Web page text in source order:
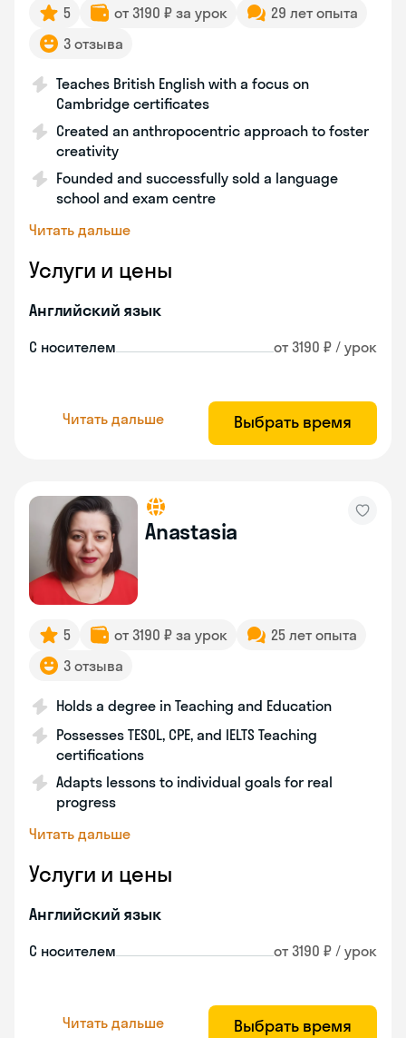
5 от 3190 ₽ за урок
29 лет опыта
3 отзыва
Teaches British English with a focus on
Cambridge certificates
Created an anthropocentric approach to foster
creativity
Founded and successfully sold a language
school and exam centre
Читать дальше
Услуги и цены
Английский язык
С носителем от 3190 ₽ / урок
Читать дальше Выбрать время
Anastasia
5 от 3190 ₽ за урок
25 лет опыта
3 отзыва
Holds a degree in Teaching and Education
Possesses TESOL, CPE, and IELTS Teaching
certifications
Adapts lessons to individual goals for real
progress
Читать дальше
Услуги и цены
Английский язык
С носителем от 3190 ₽ / урок
Читать дальше Выбрать время